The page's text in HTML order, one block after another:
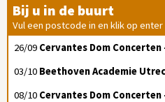
Bij u in de buurt
Vul een postcode in en klik op enter
26/09 Cervantes Dom
03/10 Beethoven Academie
08/10 Cervantes Dom